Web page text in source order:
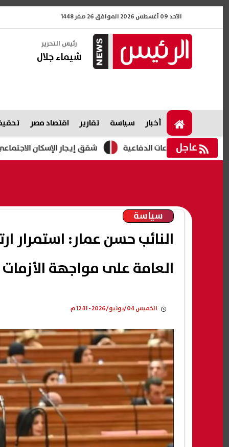
الأحد 09 أغسطس 2026 الموافق 26 صفر 1448
رئيس التحرير
شيماء جلال
أخبار سياسة تقارير اقتصاد مصر
عاجل شقق إيجار الإسكان الاجتماعي 2026.. طرح 3280 وحدة بمبادرة "حياة كريمة " الدفاعية
سياسة
النائب حسن عمار: استمرار
العامة على مواجهة الأزمات
الخميس 04/يونيو/2026 - 12:31 م